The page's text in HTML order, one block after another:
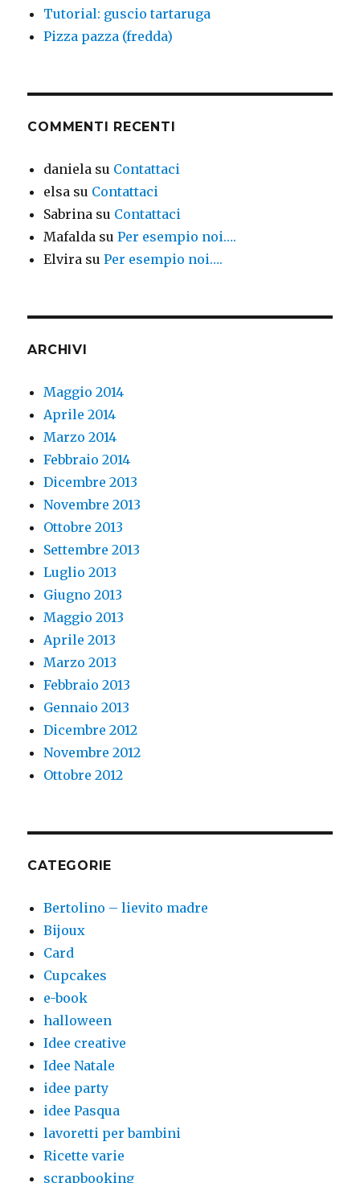
Tutorial: guscio tartaruga
Pizza pazza (fredda)
COMMENTI RECENTI
daniela su Contattaci
elsa su Contattaci
Sabrina su Contattaci
Mafalda suPer esempio noi….
Elvira suPer esempio noi….
ARCHIVI
Maggio 2014
Aprile 2014
Marzo 2014
Febbraio 2014
Dicembre 2013
Novembre 2013
Ottobre 2013
Settembre 2013
Luglio 2013
Giugno 2013
Maggio 2013
Aprile 2013
Marzo 2013
Febbraio 2013
Gennaio 2013
Dicembre 2012
Novembre 2012
Ottobre 2012
CATEGORIE
Bertolino – lievito madre
Bijoux
Card
Cupcakes
e-book
halloween
Idee creative
Idee Natale
idee party
idee Pasqua
lavoretti per bambini
Ricette varie
scrapbooking